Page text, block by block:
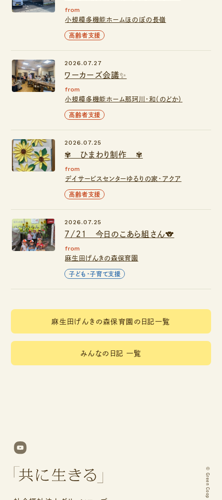
from
小規模多機能ホームほのぼの長嶺
高齢者支援
ワーカーズ会議✨
2026.07.27
from
小規模多機能ホーム那珂川・和（のどか）
高齢者支援
✾ ひまわり制作 ✾
2026.07.25
from
デイサービスセンターゆるりの家・アクア
高齢者支援
7/21 今日のこあら組さん🐨
2026.07.25
from
麻生田げんきの森保育園
子ども・子育て支援
麻生田げんきの森保育園の日記一覧
みんなの日記 一覧
©